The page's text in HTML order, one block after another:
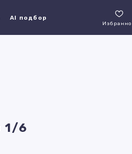
AI подбор
1/6